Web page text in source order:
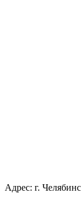
Адрес: г.